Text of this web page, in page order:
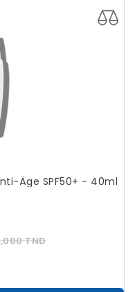
Âge SPF50+ - 40ml
TNDPrix